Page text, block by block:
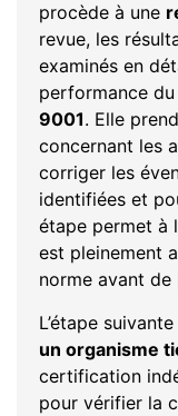
procède à une
revue, les
examinés en
performance du
9001. Elle
concernant les
corriger les
identifiées et
étape permet à
est pleinement
norme avant de
L’étape
un organisme
certification
pour vérifier la